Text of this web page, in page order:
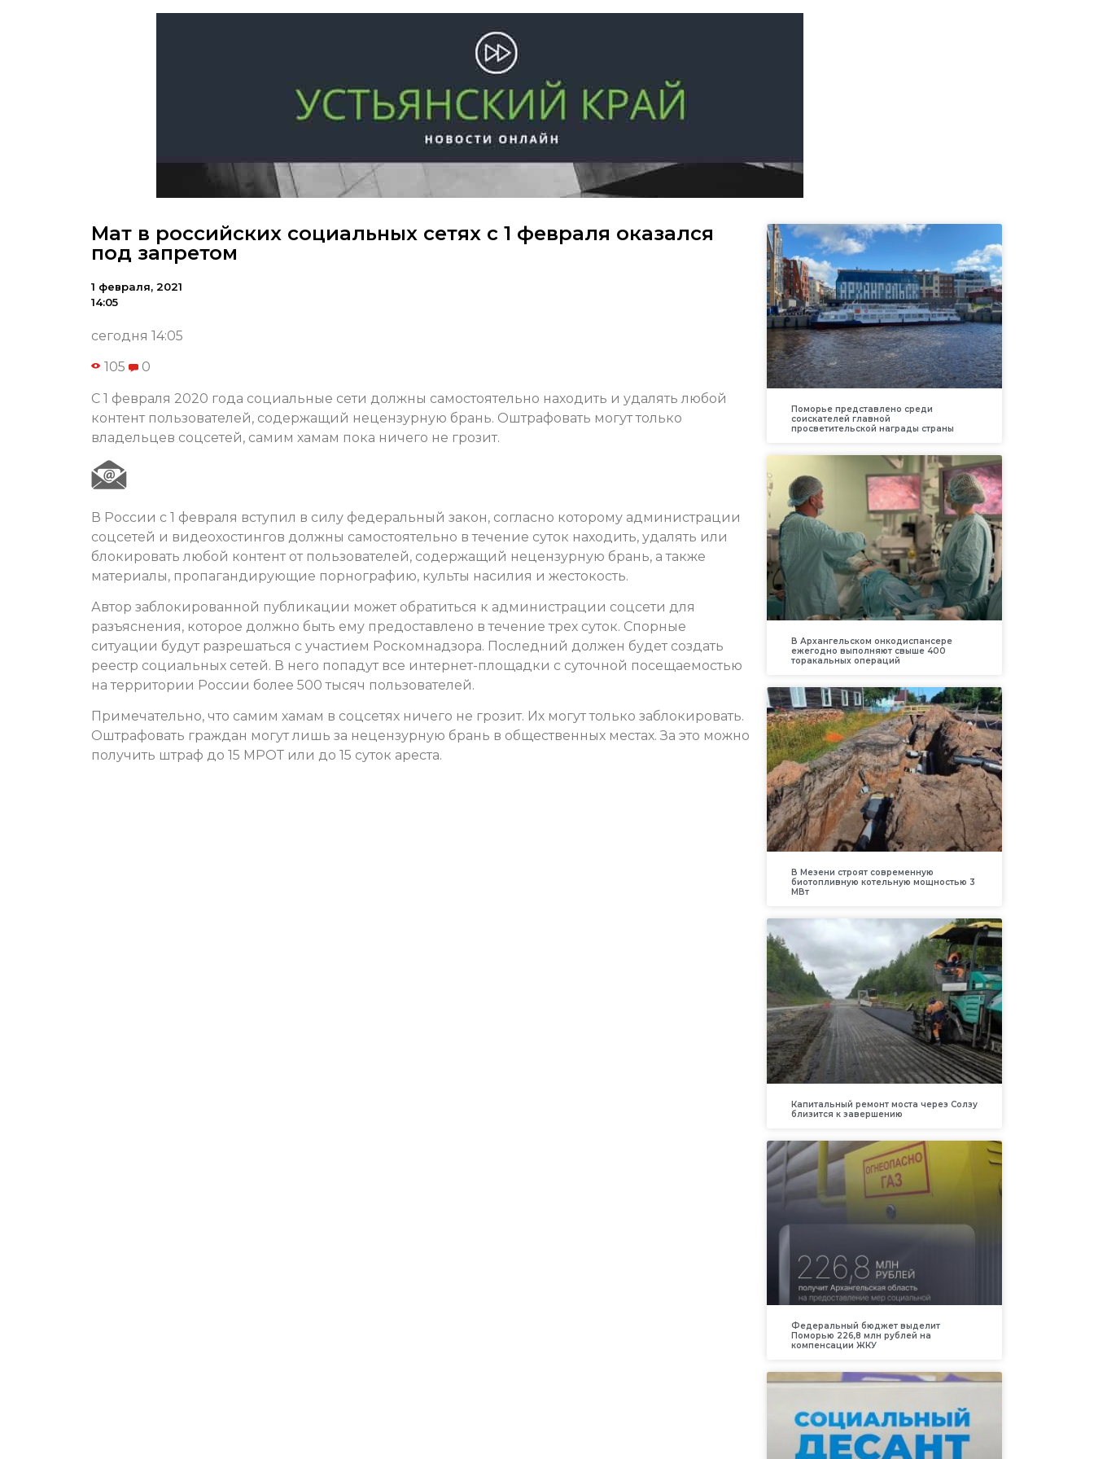
Мат в российских социальных сетях с 1 февраля оказался
под запретом
1 февраля, 2021
14:05
сегодня 14:05
105 0
С 1 февраля 2020 года социальные сети должны самостоятельно находить и удалять любой
контент пользователей, содержащий нецензурную брань. Оштрафовать могут только
владельцев соцсетей, самим хамам пока ничего не грозит.
В России с 1 февраля вступил в силу федеральный закон, согласно которому администрации
соцсетей и видеохостингов должны самостоятельно в течение суток находить, удалять или
блокировать любой контент от пользователей, содержащий нецензурную брань, а также
материалы, пропагандирующие порнографию, культы насилия и жестокость.
Автор заблокированной публикации может обратиться к администрации соцсети для
разъяснения, которое должно быть ему предоставлено в течение трех суток. Спорные
ситуации будут разрешаться с участием Роскомнадзора. Последний должен будет создать
реестр социальных сетей. В него попадут все интернет-площадки с суточной посещаемостью
на территории России более 500 тысяч пользователей.
Примечательно, что самим хамам в соцсетях ничего не грозит. Их могут только заблокировать.
Оштрафовать граждан могут лишь за нецензурную брань в общественных местах. За это можно
получить штраф до 15 МРОТ или до 15 суток ареста.
Поморье представлено среди
соискателей главной
просветительской награды страны
В Архангельском онкодиспансере
ежегодно выполняют свыше 400
торакальных операций
В Мезени строят современную
биотопливную котельную мощностью 3
МВт
Капитальный ремонт моста через Солзу
близится к завершению
Федеральный бюджет выделит
Поморью 226,8 млн рублей на
компенсации ЖКУ